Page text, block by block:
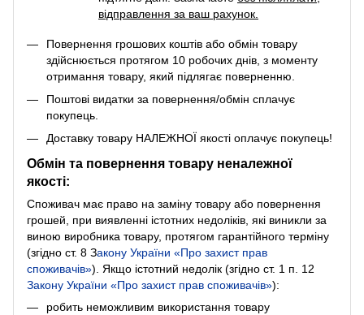
відправлення за ваш рахунок.
Повернення грошових коштів або обмін товару
здійснюється протягом 10 робочих днів, з моменту
отримання товару, який підлягає поверненню.
Поштові видатки за повернення/обмін сплачує
покупець.
Доставку товару НАЛЕЖНОЇ якості оплачує покупець!
Обмін та повернення товару неналежної
якості:
Споживач має право на заміну товару або повернення
грошей, при виявленні істотних недоліків, які виникли за
виною виробника товару, протягом гарантійного терміну
(згідно ст. 8 Закону України «Про захист прав
споживачів»). Якщо істотний недолік (згідно ст. 1 п. 12
Закону України «Про захист прав споживачів»):
робить неможливим використання товару